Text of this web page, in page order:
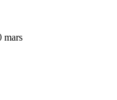
mars